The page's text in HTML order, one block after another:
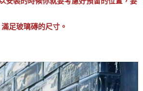
滿足玻璃磚的尺寸。